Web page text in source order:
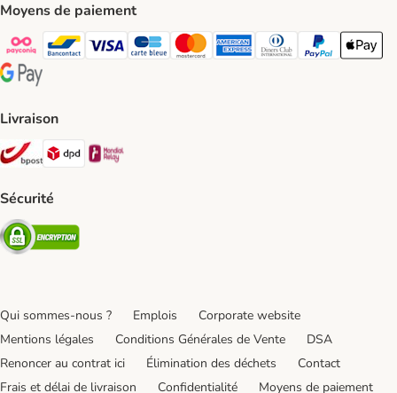
Moyens de paiement
Payconiq Payment Method
bancontact Payment Method
Visa Payment Method
carte bleue Payment Method
Master card Payment Method
American express Payment
Diners club Payment
Paypal Payment
Apple
Google Pay Payment Method
Livraison
Bpost Shipping Method
DPD Shipping Method
Sécurité
Security
Qui sommes-nous ? Emplois
Corporate website
Mentions légales
Conditions Générales de Vente
DSA
Renoncer au contrat ici
Élimination des déchets
Contact
Frais et délai de livraison
Confidentialité Moyens de paiement